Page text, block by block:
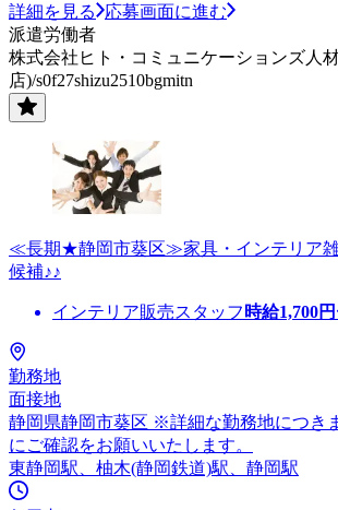
詳細を見る
応募画面に進む
派遣労働者
株式会社ヒト・コミュニケーションズ人
店)/s0f27shizu2510bgmitn
≪長期★静岡市葵区≫家具・インテリア
候補♪♪
インテリア販売スタッフ 時給1,700
勤務地
面接地
静岡県静岡市葵区 ※詳細な勤務地につき
にご確認をお願いいたします。
東静岡駅、柚木(静岡鉄道)駅、静岡駅